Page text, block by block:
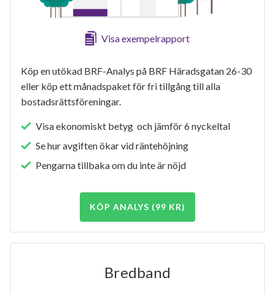
Visa exempelrapport
Köp en utökad BRF-Analys på BRF Häradsgatan 26-30
eller köp ett månadspaket för fri tillgång till alla
bostadsrättsföreningar.
Visa ekonomiskt betyg och jämför 6 nyckeltal
Se hur avgiften ökar vid räntehöjning
Pengarna tillbaka om du inte är nöjd
KÖP ANALYS (99 KR)
Bredband